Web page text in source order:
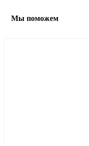
Мы поможем